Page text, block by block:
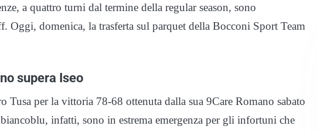
a quattro turni dal termine della regular season, sono
Oggi, domenica, la trasferta sul parquet della Bocconi Sport Team
supera Iseo
Tusa per la vittoria 78-68 ottenuta dalla sua 9Care Romano sabato
infatti, sono in estrema emergenza per gli infortuni che